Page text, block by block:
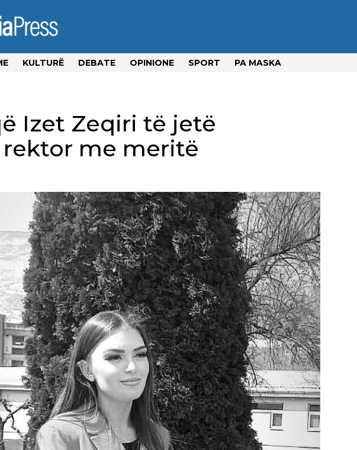
KULTURË DEBATE OPINIONE SPORT PA MASKA
Izet Zeqiri të jetë
me meritë